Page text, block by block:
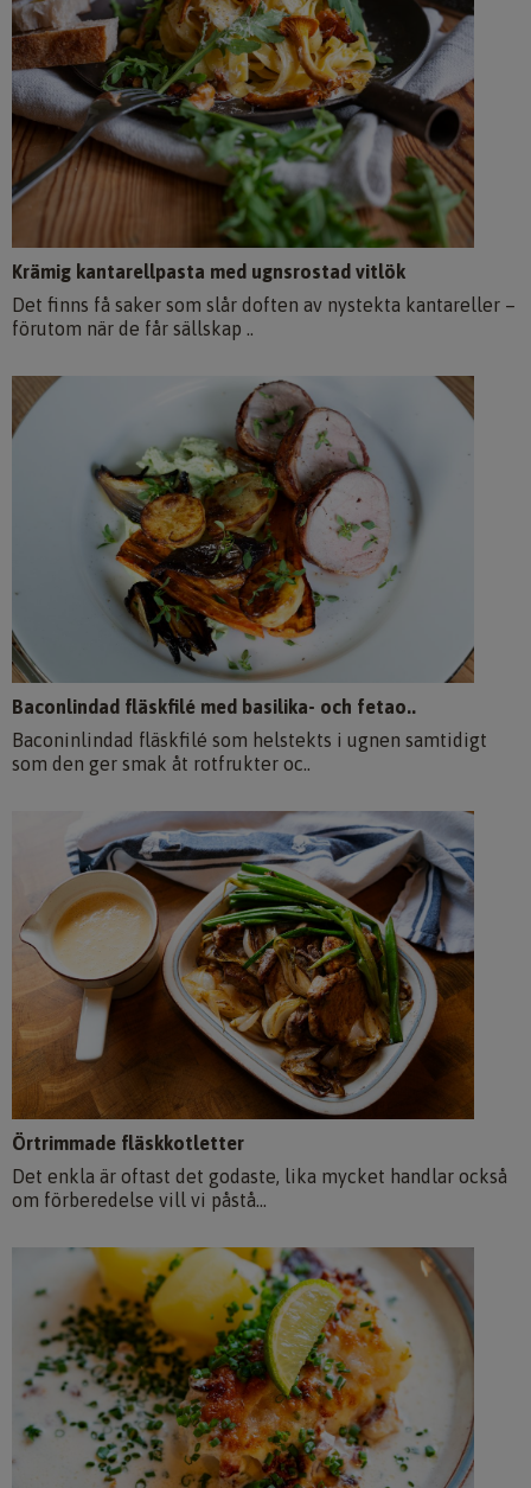
Krämig kantarellpasta med ugnsrostad vitlök
Det finns få saker som slår doften av nystekta kantareller –
förutom när de får sällskap ..
Baconlindad fläskfilé med basilika- och fetao..
Baconinlindad fläskfilé som helstekts i ugnen samtidigt
som den ger smak åt rotfrukter oc..
Örtrimmade fläskkotletter
Det enkla är oftast det godaste, lika mycket handlar också
om förberedelse vill vi påstå...